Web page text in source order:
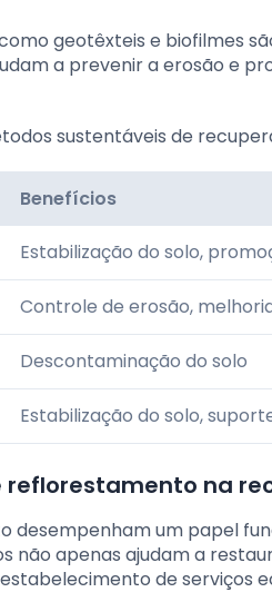
geotêxteis e biofilmes
a prevenir a erosão e
sustentáveis de
Benefícios
Estabilização do solo,
Controle de erosão,
Descontaminação do solo
Estabilização do solo,
na
desempenham um papel
não apenas ajudam a
de serviços